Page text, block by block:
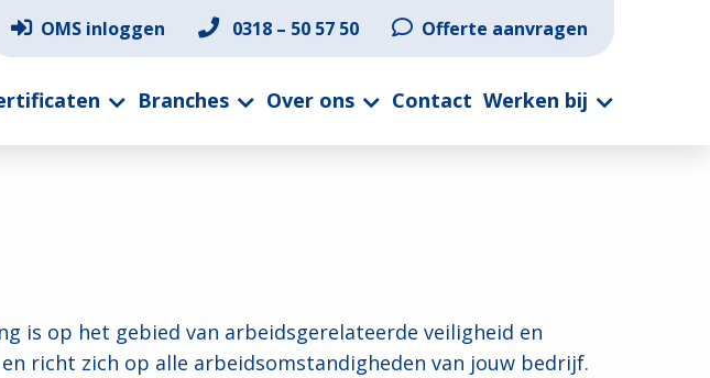
OMS inloggen 0318 – 50 57 50 Offerte aanvragen
Branches Over ons Contact Werken bij
is op het gebied van arbeidsgerelateerde veiligheid en
richt zich op alle arbeidsomstandigheden van jouw bedrijf.